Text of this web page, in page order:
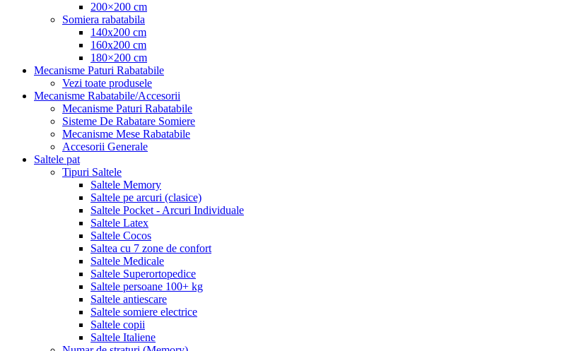
200×200 cm
Somiera rabatabila
140x200 cm
160x200 cm
180×200 cm
Mecanisme Paturi Rabatabile
Vezi toate produsele
Mecanisme Rabatabile/Accesorii
Mecanisme Paturi Rabatabile
Sisteme De Rabatare Somiere
Mecanisme Mese Rabatabile
Accesorii Generale
Saltele pat
Tipuri Saltele
Saltele Memory
Saltele pe arcuri (clasice)
Saltele Pocket - Arcuri Individuale
Saltele Latex
Saltele Cocos
Saltea cu 7 zone de confort
Saltele Medicale
Saltele Superortopedice
Saltele persoane 100+ kg
Saltele antiescare
Saltele somiere electrice
Saltele copii
Saltele Italiene